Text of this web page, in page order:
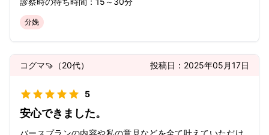
分娩
コグマ🍠 （20代） 投稿日： 2025年05月17日
5
安心できました。